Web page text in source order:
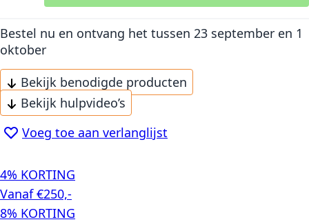
Bestel nu en ontvang het tussen 23 september en 1
oktober
Bekijk benodigde producten
Bekijk hulpvideo’s
Voeg toe aan verlanglijst
4% KORTING
Vanaf €250,-
8% KORTING